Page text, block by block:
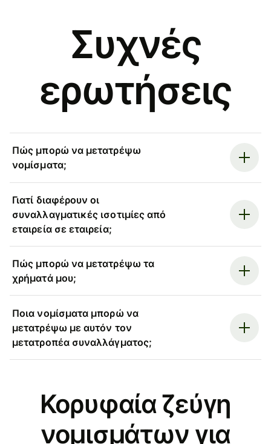
Συχνές
ερωτήσεις
Πώς μπορώ να μετατρέψω
νομίσματα;
Γιατί διαφέρουν οι
συναλλαγματικές ισοτιμίες από
εταιρεία σε εταιρεία;
Πώς μπορώ να μετατρέψω τα
χρήματά μου;
Ποια νομίσματα μπορώ να
μετατρέψω με αυτόν τον
μετατροπέα συναλλάγματος;
Κορυφαία ζεύγη
νομισμάτων για